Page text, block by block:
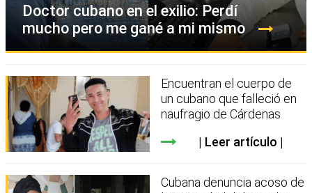
Doctor cubano en el exilio: Perdí
mucho pero me gané a mi mismo
Encuentran el cuerpo de
un cubano que falleció en
naufragio de Cárdenas
Leer artículo
Cubana denuncia acoso de